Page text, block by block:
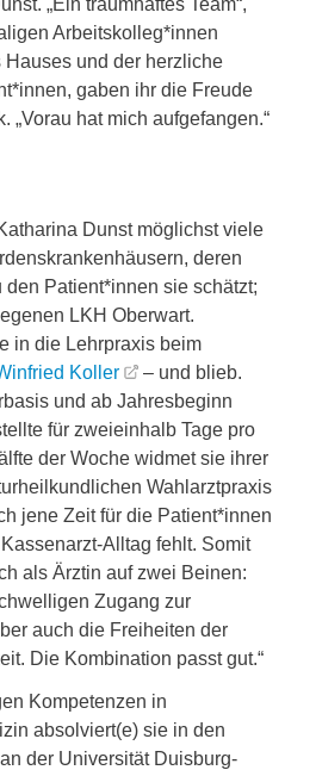
„Ein traumhaftes Team“,
Arbeitskolleg*innen
Hauses und der herzliche
gaben ihr die Freude
„Vorau hat mich aufgefangen.“
Dunst möglichst viele
deren
Patient*innen sie schätzt;
LKH Oberwart.
in die Lehrpraxis beim
Koller
– und blieb.
und ab Jahresbeginn
für zweieinhalb Tage pro
der Woche widmet sie ihrer
Wahlarztpraxis
jene Zeit für die Patient*innen
Alltag fehlt. Somit
als Ärztin auf zwei Beinen:
Zugang zur
auch die Freiheiten der
Die Kombination passt gut.“
Kompetenzen in
absolviert(e) sie in den
der Universität Duisburg-